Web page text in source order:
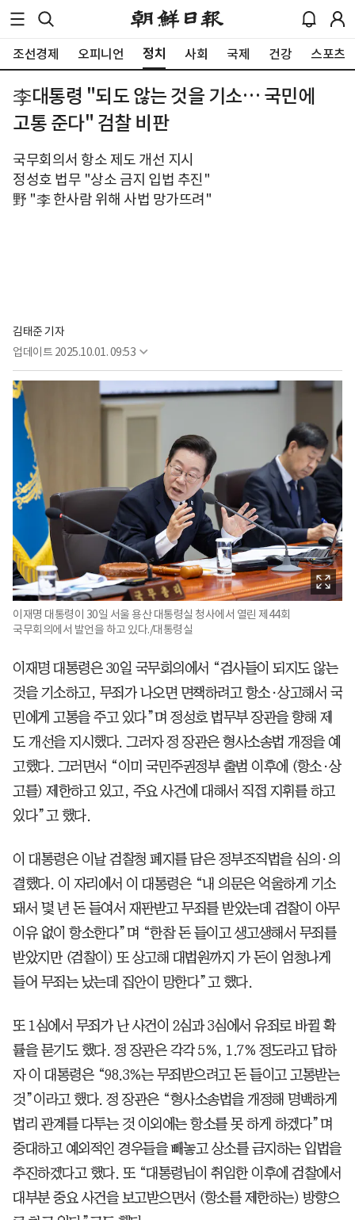
조선경제 오피니언 정치 사회 국제 건강 스포츠
李대통령 "되도 않는 것을 기소… 국민에
고통 준다" 검찰 비판
국무회의서 항소 제도 개선 지시
정성호 법무 "상소 금지 입법 추진"
野 "李 한사람 위해 사법 망가뜨려"
김태준 기자
업데이트 2025.10.01. 09:53
이재명 대통령이 30일 서울 용산 대통령실 청사에서 열린 제44회
국무회의에서 발언을 하고 있다./대통령실
이재명 대통령은 30일 국무회의에서 “검사들이 되지도 않는
것을 기소하고, 무죄가 나오면 면책하려고 항소·상고해서 국
민에게 고통을 주고 있다”며 정성호 법무부 장관을 향해 제
도 개선을 지시했다. 그러자 정 장관은 형사소송법 개정을 예
고했다. 그러면서 “이미 국민주권정부 출범 이후에 (항소·상
고를) 제한하고 있고, 주요 사건에 대해서 직접 지휘를 하고
있다”고 했다.
이 대통령은 이날 검찰청 폐지를 담은 정부조직법을 심의·의
결했다. 이 자리에서 이 대통령은 “내 의문은 억울하게 기소
돼서 몇 년 돈 들여서 재판받고 무죄를 받았는데 검찰이 아무
이유 없이 항소한다”며 “한참 돈 들이고 생고생해서 무죄를
받았지만 (검찰이) 또 상고해 대법원까지 가 돈이 엄청나게
들어 무죄는 났는데 집안이 망한다”고 했다.
또 1심에서 무죄가 난 사건이 2심과 3심에서 유죄로 바뀔 확
률을 묻기도 했다. 정 장관은 각각 5%, 1.7% 정도라고 답하
자 이 대통령은 “98.3%는 무죄받으려고 돈 들이고 고통받는
것”이라고 했다. 정 장관은 “형사소송법을 개정해 명백하게
법리 관계를 다투는 것 이외에는 항소를 못 하게 하겠다”며
중대하고 예외적인 경우들을 빼놓고 상소를 금지하는 입법을
추진하겠다고 했다. 또 “대통령님이 취임한 이후에 검찰에서
대부분 중요 사건을 보고받으면서 (항소를 제한하는) 방향으